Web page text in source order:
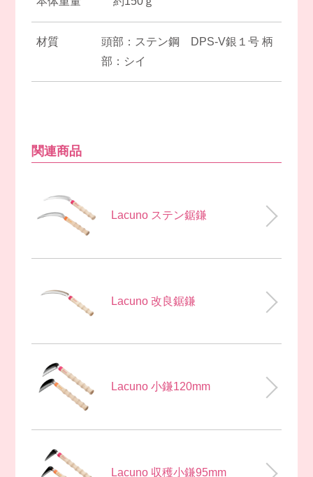
材質 頭部：ステン鋼 DPS-V銀１号柄
部：シイ
関連商品
Lacuno ステン鋸鎌
Lacuno 改良鋸鎌
Lacuno 小鎌120mm
Lacuno 収穫小鎌95mm